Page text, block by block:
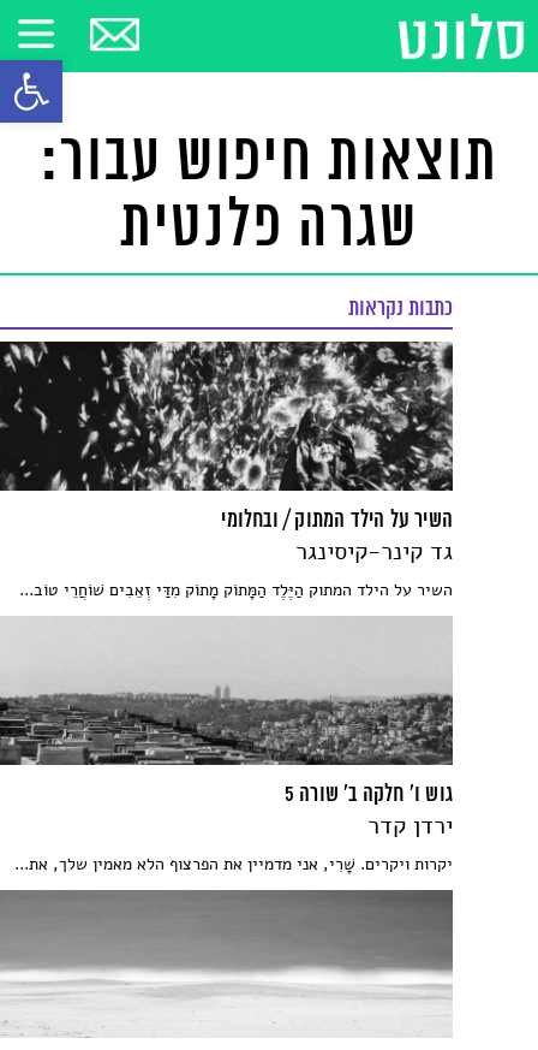
פתח
תוצאות חיפוש עבור:
שגרה פלנטית
כתבות נקראות
השיר על הילד המתוק / ובחלומי
גד קינר-קיסינגר
השיר על הילד המתוק הַיֶּלֶד הַמָּתוֹק מָתוֹק מִדַּי זְאֵבִים שׁוֹחֲרֵי טוֹב...
גוש ו' חלקה ב' שורה 5
ירדן קדר
יקרות ויקרים. שָׁרִי, אני מדמיין את הפרצוף הלא מאמין שלך, את...